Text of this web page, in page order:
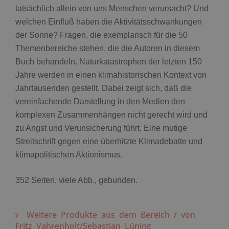
tatsächlich allein von uns Menschen verursacht? Und
welchen Einfluß haben die Aktivitätsschwankungen
der Sonne? Fragen, die exemplarisch für die 50
Themenbereiche stehen, die die Autoren in diesem
Buch behandeln. Naturkatastrophen der letzten 150
Jahre werden in einen klimahistorischen Kontext von
Jahrtausenden gestellt. Dabei zeigt sich, daß die
vereinfachende Darstellung in den Medien den
komplexen Zusammenhängen nicht gerecht wird und
zu Angst und Verunsicherung führt. Eine mutige
Streitschrift gegen eine überhitzte Klimadebatte und
klimapolitischen Aktionismus.
352 Seiten, viele Abb., gebunden.
Weitere Produkte aus dem Bereich / von
Fritz Vahrenholt/Sebastian Lüning